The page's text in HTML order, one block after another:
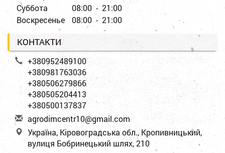
Суббота
08:00 - 21:00
Воскресенье
08:00 - 21:00
КОНТАКТИ
+380952489100
+380981763036
+380506279866
+380505204413
+380500137837
agrodimcentr10@gmail.com
Україна, Кіровоградська обл., Кропивницький,
вулиця Бобринецький шлях, 210